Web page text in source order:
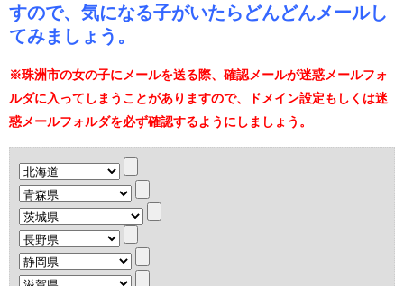
すので、気になる子がいたらどんどんメールし
てみましょう。
※珠洲市の女の子にメールを送る際、確認メールが迷惑メールフォ
ルダに入ってしまうことがありますので、ドメイン設定もしくは迷
惑メールフォルダを必ず確認するようにしましょう。